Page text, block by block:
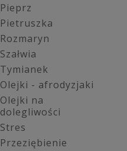
Pieprz
Pietruszka
Rozmaryn
Szałwia
Tymianek
Olejki - afrodyzjaki
Olejki na
dolegliwości
Stres
Przeziębienie